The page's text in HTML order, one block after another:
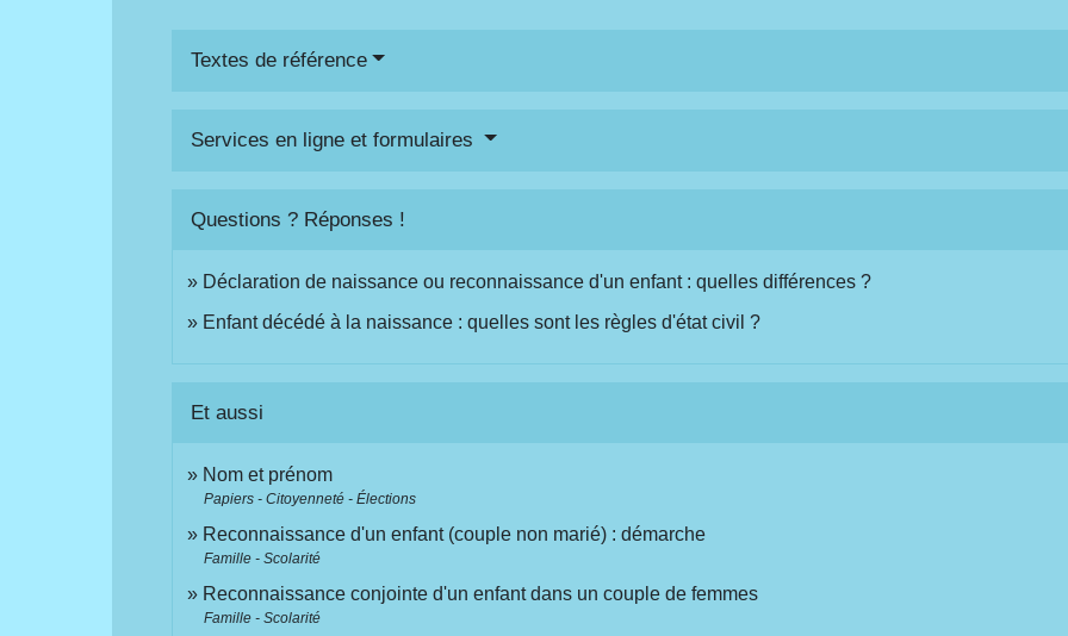
Textes de référence
Services en ligne et formulaires
Questions ? Réponses !
Déclaration de naissance ou reconnaissance d'un enfant : quelles différences ?
Enfant décédé à la naissance : quelles sont les règles d'état civil ?
Et aussi
Nom et prénom
Papiers - Citoyenneté - Élections
Reconnaissance d'un enfant (couple non marié) : démarche
Famille - Scolarité
Reconnaissance conjointe d'un enfant dans un couple de femmes
Famille - Scolarité